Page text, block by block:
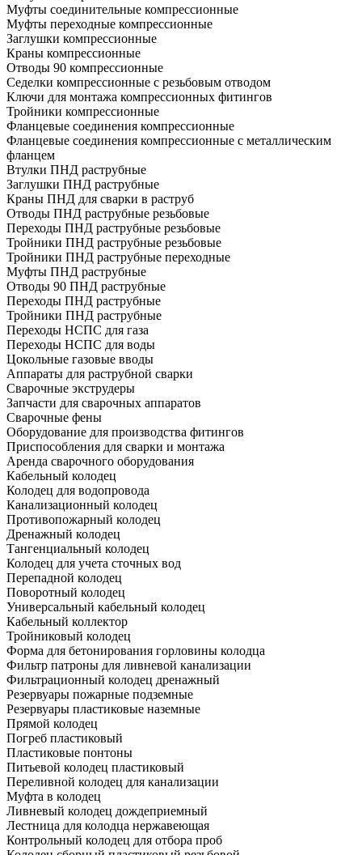
Муфты соединительные компрессионные
Муфты переходные компрессионные
Заглушки компрессионные
Краны компрессионные
Отводы 90 компрессионные
Седелки компрессионные с резьбовым отводом
Ключи для монтажа компрессионных фитингов
Тройники компрессионные
Фланцевые соединения компрессионные
Фланцевые соединения компрессионные с металлическим
фланцем
Втулки ПНД раструбные
Заглушки ПНД раструбные
Краны ПНД для сварки в раструб
Отводы ПНД раструбные резьбовые
Переходы ПНД раструбные резьбовые
Тройники ПНД раструбные резьбовые
Тройники ПНД раструбные переходные
Муфты ПНД раструбные
Отводы 90 ПНД раструбные
Переходы ПНД раструбные
Тройники ПНД раструбные
Переходы НСПС для газа
Переходы НСПС для воды
Цокольные газовые вводы
Аппараты для раструбной сварки
Сварочные экструдеры
Запчасти для сварочных аппаратов
Сварочные фены
Оборудование для производства фитингов
Приспособления для сварки и монтажа
Аренда сварочного оборудования
Кабельный колодец
Колодец для водопровода
Канализационный колодец
Противопожарный колодец
Дренажный колодец
Тангенциальный колодец
Колодец для учета сточных вод
Перепадной колодец
Поворотный колодец
Универсальный кабельный колодец
Кабельный коллектор
Тройниковый колодец
Форма для бетонирования горловины колодца
Фильтр патроны для ливневой канализации
Фильтрационный колодец дренажный
Резервуары пожарные подземные
Резервуары пластиковые наземные
Прямой колодец
Погреб пластиковый
Пластиковые понтоны
Питьевой колодец пластиковый
Переливной колодец для канализации
Муфта в колодец
Ливневый колодец дождеприемный
Лестница для колодца нержавеющая
Контрольный колодец для отбора проб